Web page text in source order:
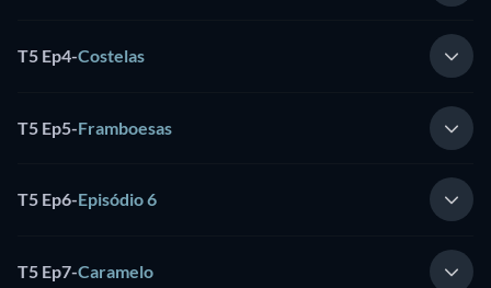
T5 Ep4-Costelas
T5 Ep5-Framboesas
T5 Ep6-Episódio 6
T5 Ep7-Caramelo